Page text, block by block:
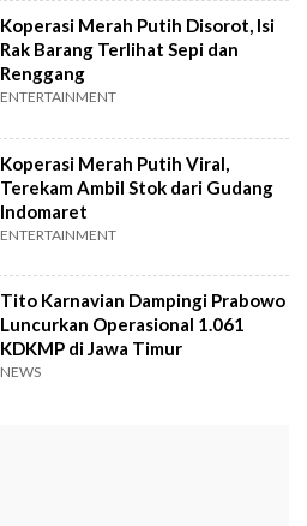
Koperasi Merah Putih Disorot, Isi
Rak Barang Terlihat Sepi dan
Renggang
ENTERTAINMENT
Koperasi Merah Putih Viral,
Terekam Ambil Stok dari Gudang
Indomaret
ENTERTAINMENT
Tito Karnavian Dampingi Prabowo
Luncurkan Operasional 1.061
KDKMP di Jawa Timur
NEWS